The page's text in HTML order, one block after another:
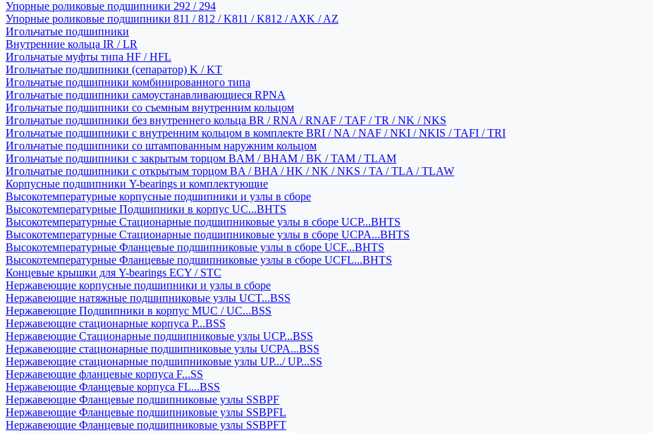
Упорные роликовые подшипники 292 / 294
Упорные роликовые подшипники 811 / 812 / K811 / K812 / AXK / AZ
Игольчатые подшипники
Внутренние кольца IR / LR
Игольчатые муфты типа HF / HFL
Игольчатые подшипники (сепаратор) K / KT
Игольчатые подшипники комбинированного типа
Игольчатые подшипники самоустанавливающиеся RPNA
Игольчатые подшипники со съемным внутренним кольцом
Игольчатые подшипники без внутреннего кольца BR / RNA / RNAF / TAF / TR / NK / NKS
Игольчатые подшипники с внутренним кольцом в комплекте BRI / NA / NAF / NKI / NKIS / TAFI / TRI
Игольчатые подшипники со штампованным наружним кольцом
Игольчатые подшипники с закрытым торцом BAM / BHAM / BK / TAM / TLAM
Игольчатые подшипники с открытым торцом BA / BHA / HK / NK / NKS / TA / TLA / TLAW
Корпусные подшипники Y-bearings и комплектующие
Высокотемпературные корпусные подшипники и узлы в сборе
Высокотемпературные Подшипники в корпус UC...BHTS
Высокотемпературные Стационарные подшипниковые узлы в сборе UCP...BHTS
Высокотемпературные Стационарные подшипниковые узлы в сборе UCPA...BHTS
Высокотемпературные Фланцевые подшипниковые узлы в сборе UCF...BHTS
Высокотемпературные Фланцевые подшипниковые узлы в сборе UCFL...BHTS
Концевые крышки для Y-bearings ECY / STC
Нержавеющие корпусные подшипники и узлы в сборе
Нержавеющие натяжные подшипниковые узлы UCT...BSS
Нержавеющие Подшипники в корпус MUC / UC...BSS
Нержавеющие стационарные корпуса P...BSS
Нержавеющие Стационарные подшипниковые узлы UCP...BSS
Нержавеющие стационарные подшипниковые узлы UCPA...BSS
Нержавеющие стационарные подшипниковые узлы UP.../ UP...SS
Нержавеющие фланцевые корпуса F...SS
Нержавеющие Фланцевые корпуса FL...BSS
Нержавеющие Фланцевые подшипниковые узлы SSBPF
Нержавеющие Фланцевые подшипниковые узлы SSBPFL
Нержавеющие Фланцевые подшипниковые узлы SSBPFT